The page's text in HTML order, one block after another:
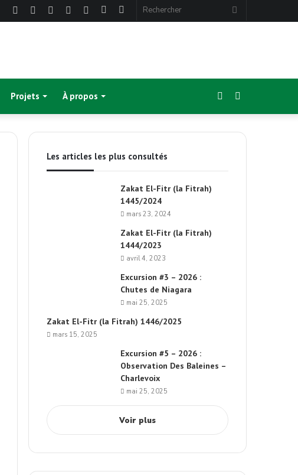
Rechercher
Sidebar
Article
Instagram
YouTube
Linkedin
Twitter
Facebook
Projets À propos
skin
Sidebar
(barre
Les articles les plus consultés
Zakat El-Fitr (la Fitrah)
1445/2024
mars 23, 2024
Zakat El-Fitr (la Fitrah)
1444/2023
avril 4, 2023
Excursion #3 – 2026 :
Chutes de Niagara
mai 25, 2025
Zakat El-Fitr (la Fitrah) 1446/2025
mars 15, 2025
Excursion #5 – 2026 :
Observation Des Baleines –
Charlevoix
mai 25, 2025
Voir plus